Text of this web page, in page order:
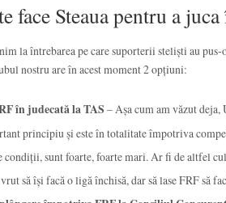
face Steaua pentru a
la întrebarea pe care suporterii steliști au pus-
nostru are în acest moment 2 opțiuni:
în judecată la TAS – Așa cum am văzut
principiu și este în totalitate împotriva
condiții, sunt foarte, foarte mari. Ar fi de altfel
să își facă o ligă închisă, dar să lase FRF să